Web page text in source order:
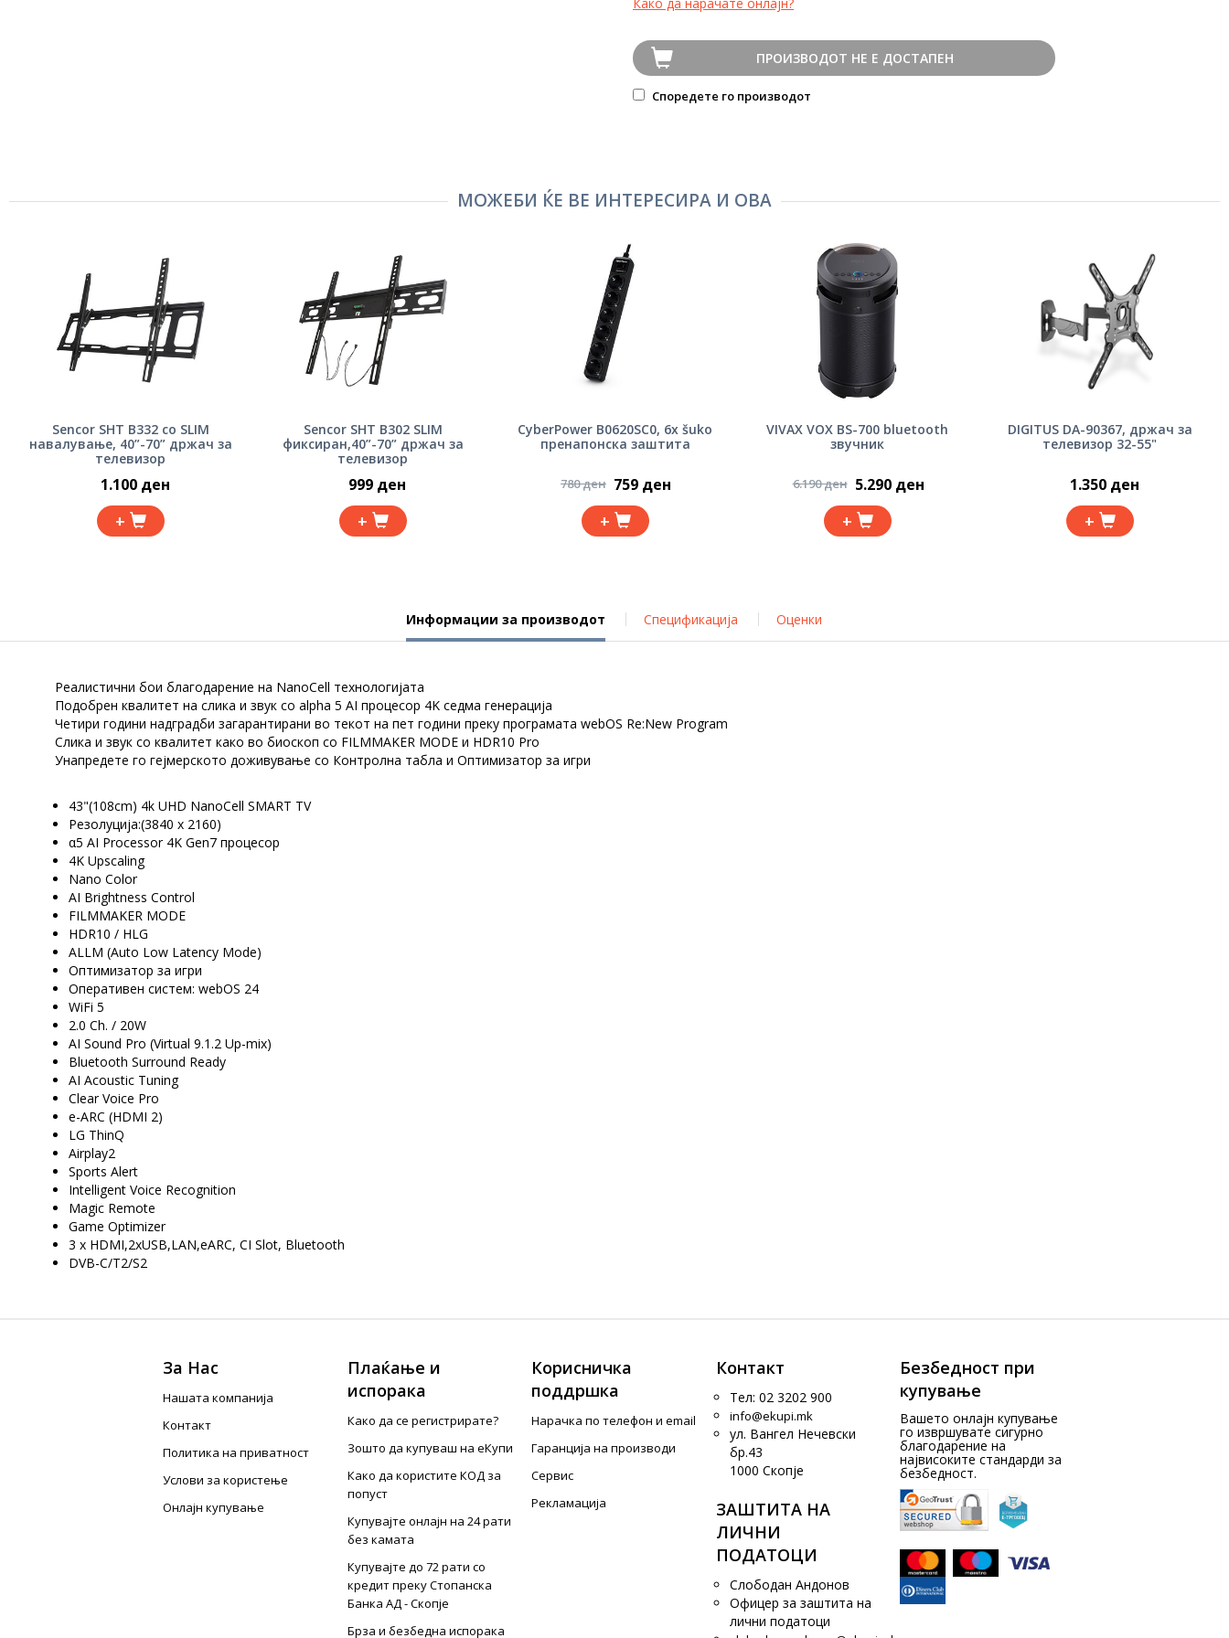
ПРОИЗВОДОТ НЕ Е ДОСТАПЕН
Споредете го производот
МОЖЕБИ ЌЕ ВЕ ИНТЕРЕСИРА И ОВА
Sencor SHT B332 со SLIM
навалување, 40”-70” држач за
телевизор
1.100 ден
+
Sencor SHT B302 SLIM
фиксиран,40”-70” држач за
телевизор
999 ден
+
CyberPower B0620SC0, 6x šuko
пренапонска заштита
780 ден 759 ден
+
VIVAX VOX BS-700 bluetooth
звучник
6.190 ден 5.290 ден
+
DIGITUS DA-90367, држач за
телевизор 32-55"
1.350 ден
+
Информации за производот Спецификација Оценки
Реалистични бои благодарение на NanoCell технологијата
Подобрен квалитет на слика и звук со alpha 5 AI процесор 4K седма генерација
Четири години надградби загарантирани во текот на пет години преку програмата webOS Re:New Program
Слика и звук со квалитет како во биоскоп со FILMMAKER MODE и HDR10 Pro
Унапредете го гејмерското доживување со Контролна табла и Оптимизатор за игри
43"(108cm) 4k UHD NanoCell SMART TV
Резолуција:(3840 x 2160)
α5 AI Processor 4K Gen7 процесор
4K Upscaling
Nano Color
AI Brightness Control
FILMMAKER MODE
HDR10 / HLG
ALLM (Auto Low Latency Mode)
Оптимизатор за игри
Оперативен систем: webOS 24
WiFi 5
2.0 Ch. / 20W
AI Sound Pro (Virtual 9.1.2 Up-mix)
Bluetooth Surround Ready
AI Acoustic Tuning
Clear Voice Pro
e-ARC (HDMI 2)
LG ThinQ
Airplay2
Sports Alert
Intelligent Voice Recognition
Magic Remote
Game Optimizer
3 x HDMI,2xUSB,LAN,eARC, CI Slot, Bluetooth
DVB-C/T2/S2
За Нас
Нашата компанија
Контакт
Политика на приватност
Услови за користење
Онлајн купување
Плаќање и
испорака
Како да се регистрирате?
Зошто да купуваш на еКупи
Како да користите КОД за
попуст
Купувајте онлајн на 24 рати
без камата
Купувајте до 72 рати со
кредит преку Стопанска
Банка АД - Скопје
Брза и безбедна испорака
Корисничка
поддршка
Нарачка по телефон и еmail
Гаранција на производи
Сервис
Рекламација
Контакт
Тел: 02 3202 900
info@ekupi.mk
ул. Вангел Нечевски
бр.43
1000 Скопје
ЗАШТИТА НА
ЛИЧНИ
ПОДАТОЦИ
Слободан Андонов
Офицер за заштита на
лични податоци
Безбедност при
купување
Вашето онлајн купување
го извршувате сигурно
благодарение на
највисоките стандарди за
безбедност.